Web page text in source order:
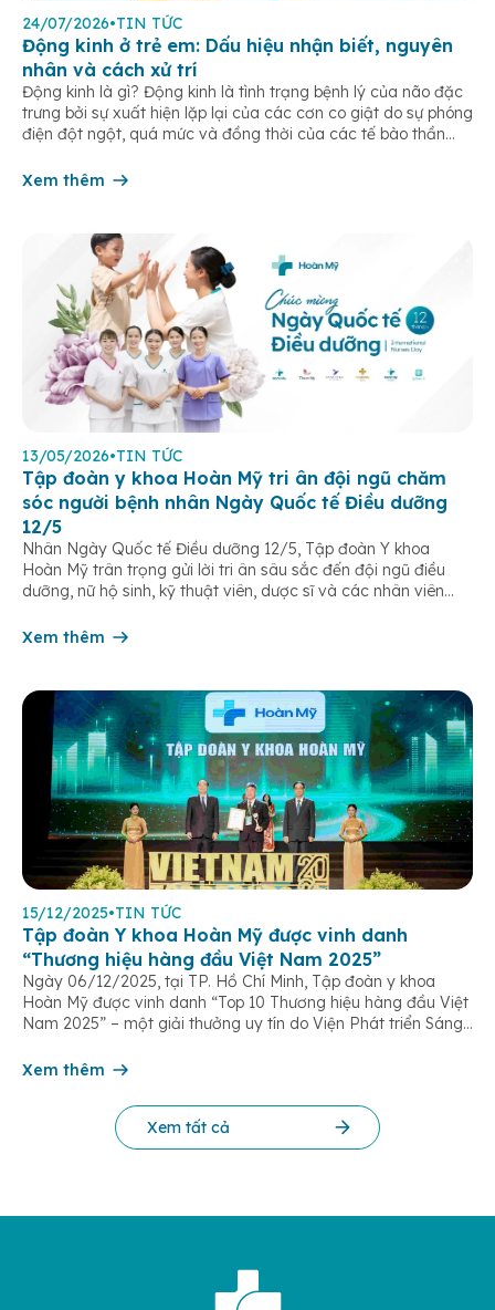
24/07/2026•TIN TỨC
Động kinh ở trẻ em: Dấu hiệu nhận biết, nguyên
nhân và cách xử trí
Động kinh là gì? Động kinh là tình trạng bệnh lý của não đặc
trưng bởi sự xuất hiện lặp lại của các cơn co giật do sự phóng
điện đột ngột, quá mức và đồng thời của các tế bào thần
Xem thêm
13/05/2026•TIN TỨC
Tập đoàn y khoa Hoàn Mỹ tri ân đội ngũ chăm
sóc người bệnh nhân Ngày Quốc tế Điều dưỡng
12/5
Nhân Ngày Quốc tế Điều dưỡng 12/5, Tập đoàn Y khoa
Hoàn Mỹ trân trọng gửi lời tri ân sâu sắc đến đội ngũ điều
dưỡng, nữ hộ sinh, kỹ thuật viên, dược sĩ và các nhân viên
âm thầm đồng hành trên […]
Xem thêm
15/12/2025•TIN TỨC
Tập đoàn Y khoa Hoàn Mỹ được vinh danh
“Thương hiệu hàng đầu Việt Nam 2025”
Ngày 06/12/2025, tại TP. Hồ Chí Minh, Tập đoàn y khoa
Hoàn Mỹ được vinh danh “Top 10 Thương hiệu hàng đầu Việt
Nam 2025” – một giải thưởng uy tín do Viện Phát triển Sáng
cứu Phát triển Doanh nghiệp Châu Á […]
Xem thêm
Xem tất cả